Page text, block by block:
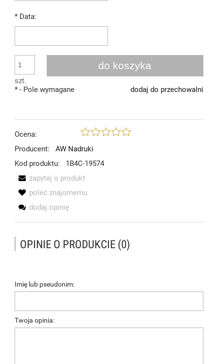
*Data:
szt.
do koszyka
dodaj do przechowalni
*- Pole wymagane
Ocena:
Producent:
AW Nadruki
Kod produktu:
1B4C-19574
zapytaj o produkt
poleć znajomemu
dodaj opinię
OPINIE O PRODUKCIE (0)
Imię lub pseudonim:
Twoja opinia: